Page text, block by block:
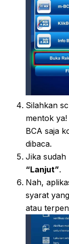
Silahkan
mentok
BCA saja
dibaca.
Jika sudah
“Lanjut”.
Nah,
syarat
atau